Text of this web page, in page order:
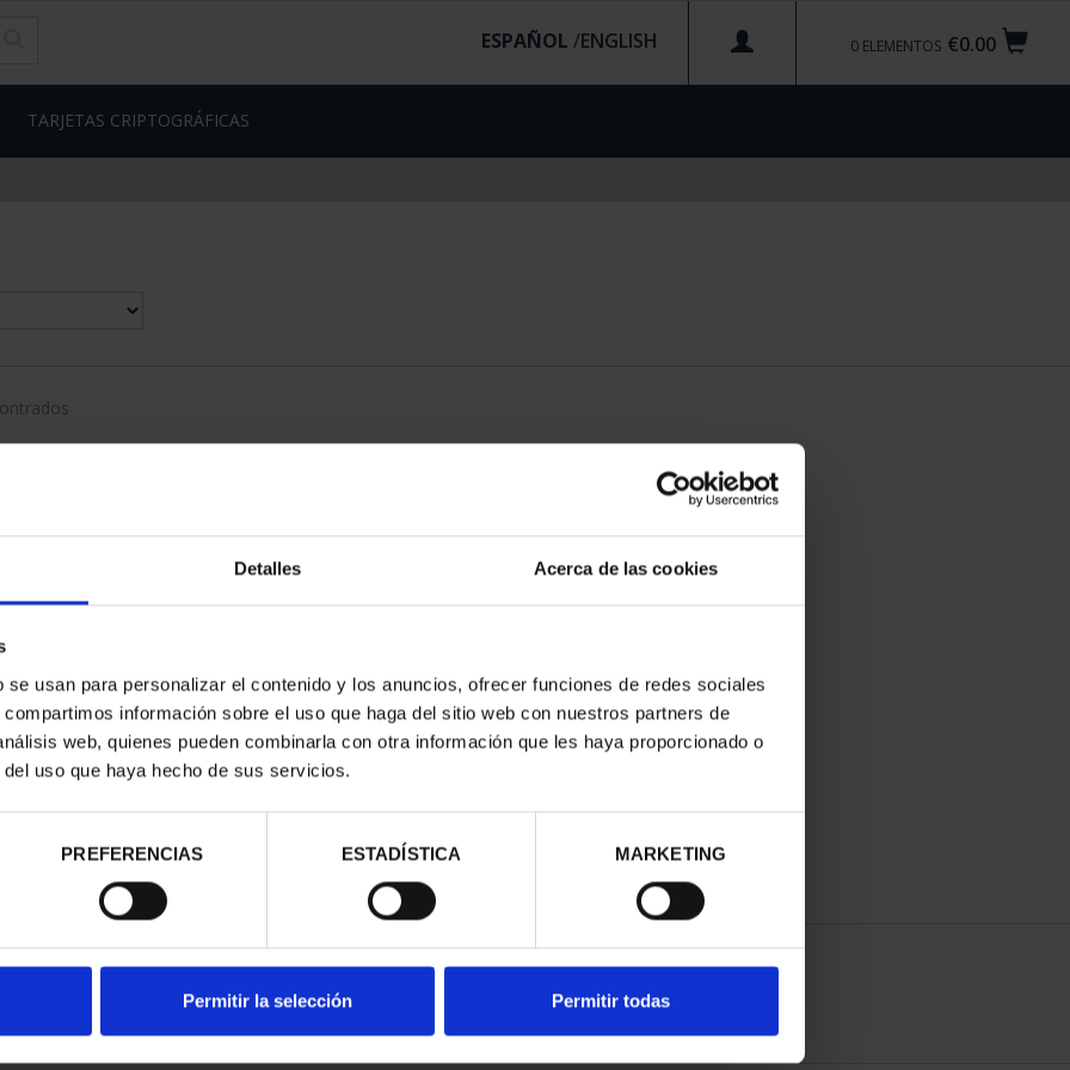
Detalles Acerca de las cookies
usan para personalizar el contenido y los anuncios, ofrecer funciones de redes sociales
información sobre el uso que haga del sitio web con nuestros partners de
web, quienes pueden combinarla con otra información que les haya proporcionado o
uso que haya hecho de sus servicios.
PREFERENCIAS ESTADÍSTICA MARKETING
Permitir la selección Permitir todas
€0.00
0 ELEMENTOS
ESPAÑOL /
TARJETAS CRIPTOGRÁFICAS
-
ESPA...
€
XIII SERIE IBEROAMERICANA
"CAPITALES"
595,00 €